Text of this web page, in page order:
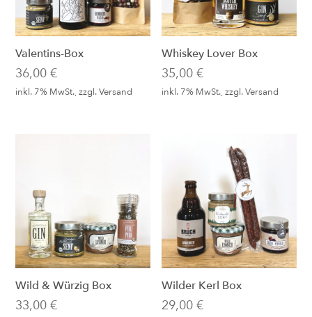
Valentins-Box
36,00€
inkl. 7% MwSt., zzgl.Versand
Whiskey Lover Box
35,00€
inkl. 7% MwSt., zzgl.Versand
Wild & Würzig Box
33,00€
Wilder Kerl Box
29,00€